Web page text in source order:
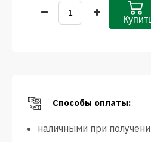
Способы оплаты:
наличными при